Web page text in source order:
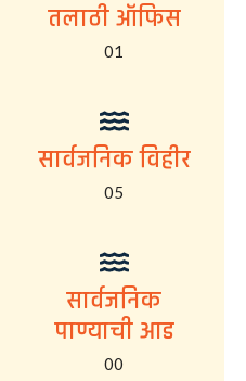
तलाठी ऑफिस
01
सार्वजनिक विहीर
05
सार्वजनिक
पाण्याची आड
00